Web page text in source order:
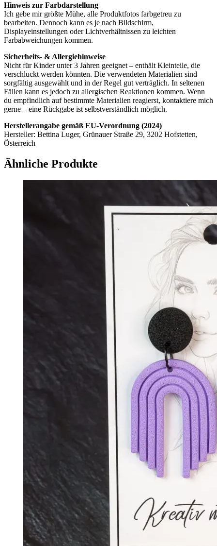
Hinweis zur Farbdarstellung
Ich gebe mir größte Mühe, alle Produktfotos farbgetreu zu
bearbeiten. Dennoch kann es je nach Bildschirm,
Displayeinstellungen oder Lichtverhältnissen zu leichten
Farbabweichungen kommen.
Sicherheits- & Allergiehinweise
Nicht für Kinder unter 3 Jahren geeignet – enthält Kleinteile, die
verschluckt werden könnten. Die verwendeten Materialien sind
sorgfältig ausgewählt und in der Regel gut verträglich. In seltenen
Fällen kann es jedoch zu allergischen Reaktionen kommen. Wenn
du empfindlich auf bestimmte Materialien reagierst, kontaktiere mich
gerne – eine Rückgabe ist selbstverständlich möglich.
Herstellerangabe gemäß EU-Verordnung (2024)
Hersteller: Bettina Luger, Grünauer Straße 29, 3202 Hofstetten,
Österreich
Ähnliche Produkte